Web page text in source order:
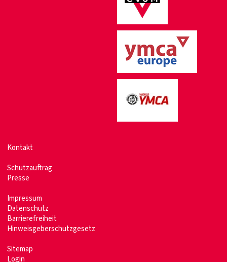
Kontakt
Schutzauftrag
Presse
Impressum
Datenschutz
Barrierefreiheit
Hinweisgeberschutzgesetz
Sitemap
Login